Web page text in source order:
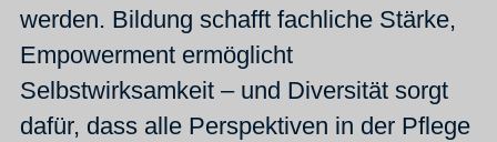
werden. Bildung schafft fachliche Stärke,
Empowerment ermöglicht
Selbstwirksamkeit – und Diversität sorgt
dafür, dass alle Perspektiven in der Pflege